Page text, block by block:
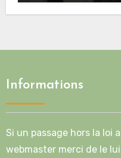
Informations
Si un passage hors la loi
webmaster merci de le